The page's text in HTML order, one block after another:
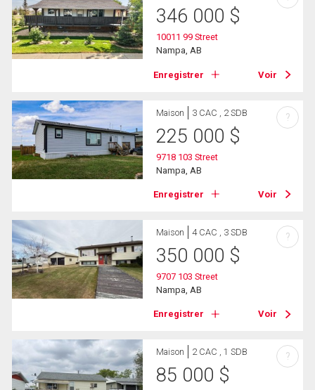
346 000 $
10011 99 Street
Nampa, AB
Enregistrer Voir
Maison 3 CAC , 2 SDB
225 000 $
9718 103 Street
Nampa, AB
Enregistrer Voir
?
Maison 4 CAC , 3 SDB
350 000 $
9707 103 Street
Nampa, AB
Enregistrer Voir
?
Maison 2 CAC , 1 SDB
85 000 $
?